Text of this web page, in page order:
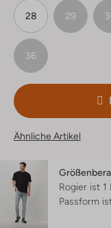
28 29
36
Ähnliche Artikel
Rogier ist
Passform